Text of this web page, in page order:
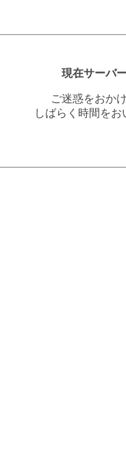
現在サーバ
ご迷惑をおか
しばらく時間を